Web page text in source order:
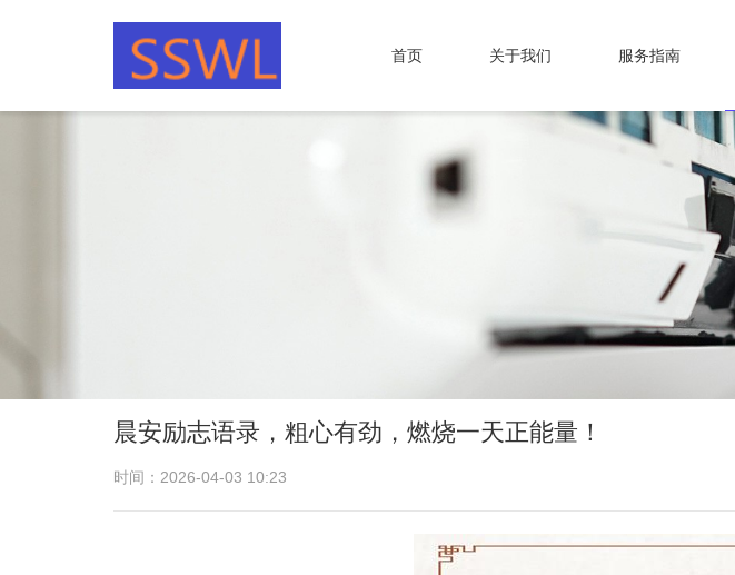
首页 关于我们 服务指南
晨安励志语录，粗心有劲，燃烧一天正能量！
时间：2026-04-03 10:23